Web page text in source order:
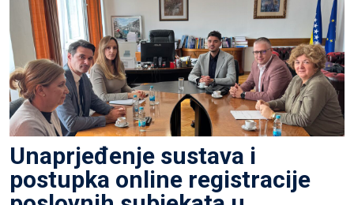
Unaprjeđenje sustava i
postupka online registracije